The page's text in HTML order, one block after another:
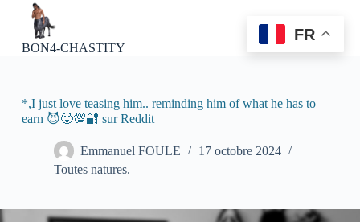
u
BON4-CHASTITY
*,I just love teasing him.. reminding him of what he has to
earn 😈🥵💯🔐 sur Reddit
Emmanuel FOULE
17 octobre 2024
Toutes natures.
FR